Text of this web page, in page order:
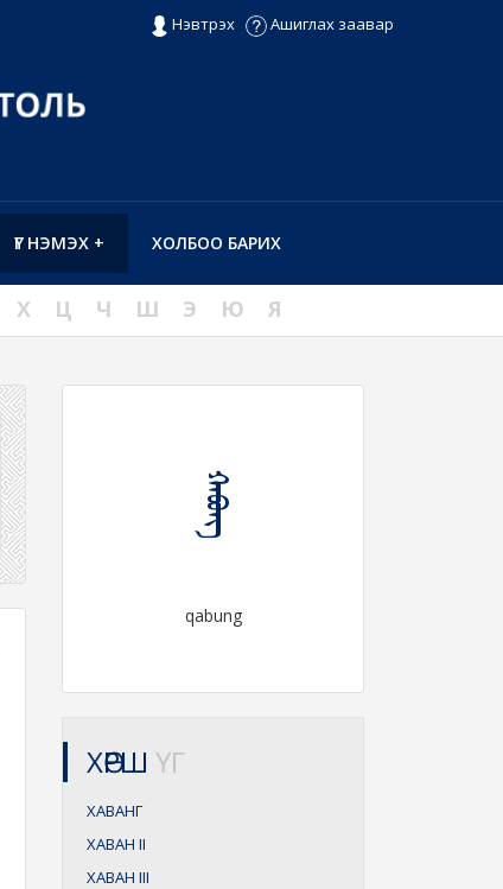
Нэвтрэх Ашиглах заавар
ХОЛБОО БАРИХ
ҮГ НЭМЭХ +
Х Ц Ч Ш Э Ю Я
ᠬᠠᠪᠤᠩ
qabung
ХӨРШ ҮГ
ХАВАНГ
ХАВАН II
ХАВАН III